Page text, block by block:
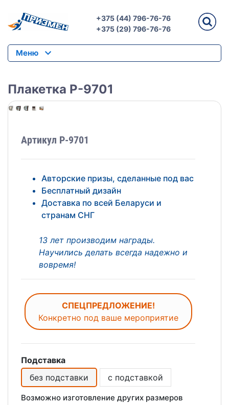
+375 (44) 796-76-76
+375 (29) 796-76-76
Меню
Плакетка P-9701
Артикул P-9701
Авторские призы, сделанные под вас
Бесплатный дизайн
Доставка по всей Беларуси и
странам СНГ
13 лет производим награды.
Научились делать всегда надежно и
вовремя!
СПЕЦПРЕДЛОЖЕНИЕ!
Конкретно под ваше мероприятие
Подставка
без подставки
с подставкой
Возможно изготовление других размеров